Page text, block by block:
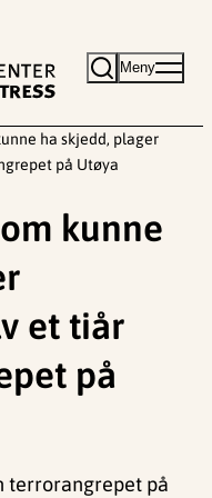
Meny
ha skjedd, plager
på Utøya
kunne
et tiår
på
terrorangrepet på